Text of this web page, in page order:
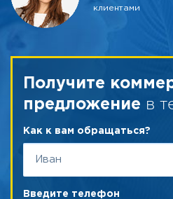
клиентами
Получите
предложение в
Как к вам обращаться?
Введите телефон